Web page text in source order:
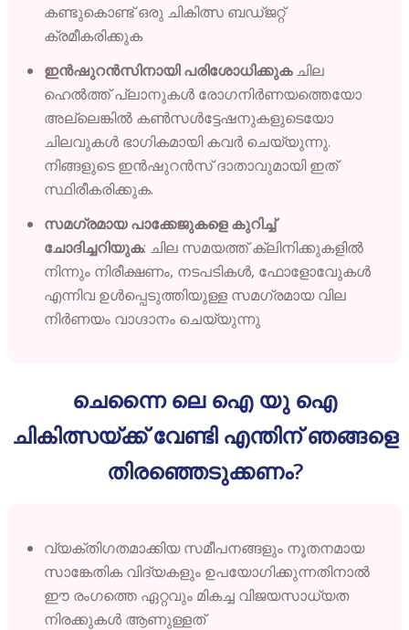
കണ്ടുകൊണ്ട് ഒരു ചികിത്സ ബഡ്ജറ്റ്
ക്രമീകരിക്കുക
ഇൻഷുറൻസിനായി പരിശോധിക്കുകചില
ഹെൽത്ത് പ്ലാനുകൾ രോഗനിർണയത്തെയോ
അല്ലെങ്കിൽ കൺസൾട്ടേഷനുകളുടെയോ
ചിലവുകൾ ഭാഗികമായി കവർ ചെയ്യുന്നു.
നിങ്ങളുടെ ഇൻഷുറൻസ് ദാതാവുമായി ഇത്
സ്ഥിരീകരിക്കുക.
സമഗ്രമായ പാക്കേജുകളെ കുറിച്ച്
ചോദിച്ചറിയുക: ചില സമയത്ത് ക്ലിനിക്കുകളിൽ
നിന്നും നിരീക്ഷണം, നടപടികൾ, ഫോളോവേുകൾ
എന്നിവ ഉൾപ്പെടുത്തിയുള്ള സമഗ്രമായ വില
നിർണയം വാഗ്ദാനം ചെയ്യുന്നു
ചെന്നൈ ലെ ഐ യു ഐ
ചികിത്സയ്ക്ക് വേണ്ടി എന്തിന് ഞങ്ങളെ
തിരഞ്ഞെടുക്കണം?
വ്യക്തിഗതമാക്കിയ സമീപനങ്ങളും നൂതനമായ
സാങ്കേതിക വിദ്യകളും ഉപയോഗിക്കുന്നതിനാൽ
ഈ രംഗത്തെ ഏറ്റവും മികച്ച വിജയസാധ്യത
നിരക്കുകൾ ആണുള്ളത്